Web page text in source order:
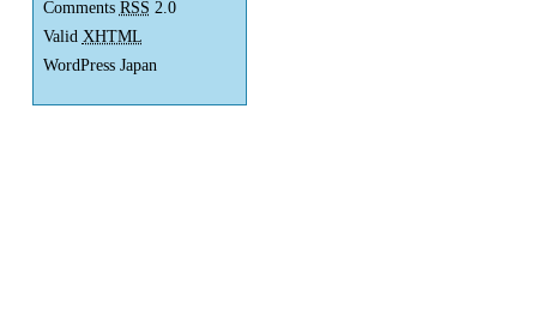
Comments RSS 2.0
Valid XHTML
WordPress Japan